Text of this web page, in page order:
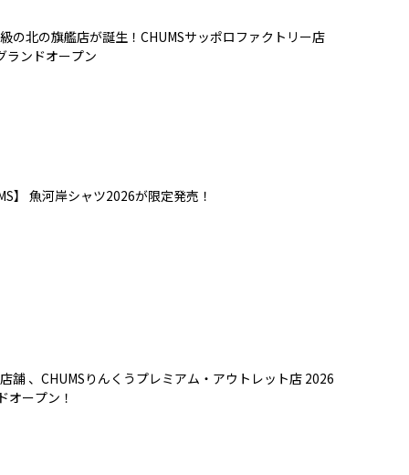
の北の旗艦店が誕生！CHUMSサッポロファクトリー店
ランドオープン
】 魚河岸シャツ2026が限定発売！
舗 、CHUMSりんくうプレミアム・アウトレット店 2026
オープン！